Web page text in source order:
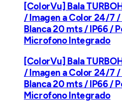
[ColorVu] Bala
/ Imagen a Color 24/7
Blanca 20 mts / IP66 /
Microfono Integrado
[ColorVu] Bala
/ Imagen a Color 24/7
Blanca 20 mts / IP66 /
Microfono Integrado